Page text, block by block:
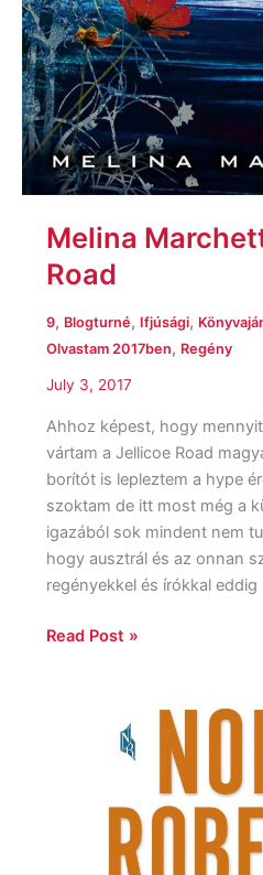
Melina
Road
9, Blogturné, Ifjúsági,
Olvastam 2017ben, Regény
July 3, 2017
Ahhoz képest, hogy
vártam a Jellicoe Road
borítót is lepleztem a hype
szoktam de itt most még a
igazából sok mindent nem
hogy ausztrál és az onnan
regényekkel és írókkal eddig
Read Post »